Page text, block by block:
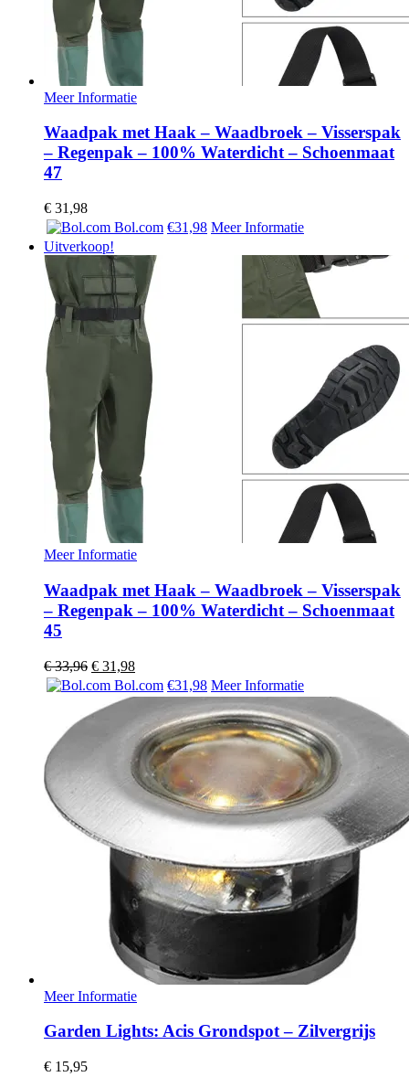
Meer Informatie
Waadpak met Haak – Waadbroek – Visserspak
– Regenpak – 100% Waterdicht – Schoenmaat
47
€ 31,98
Bol.com €31,98 Meer Informatie
Uitverkoop!
Meer Informatie
Waadpak met Haak – Waadbroek – Visserspak
– Regenpak – 100% Waterdicht – Schoenmaat
45
€33,96 Oorspronkelijke
prijs
€ 33,96.
€ 31,98Huidige
prijs
is:
€ 31,98.
Bol.com €31,98 Meer Informatie
Meer Informatie
Garden Lights: Acis Grondspot – Zilvergrijs
€ 15,95